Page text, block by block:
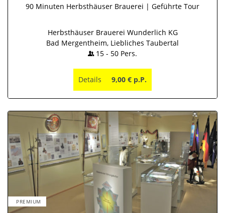
90 Minuten Herbsthäuser Brauerei | Geführte Tour
Herbsthäuser Brauerei Wunderlich KG
Bad Mergentheim, Liebliches Taubertal
15 - 50 Pers.
Details 9,00 € p.P.
PREMIUM